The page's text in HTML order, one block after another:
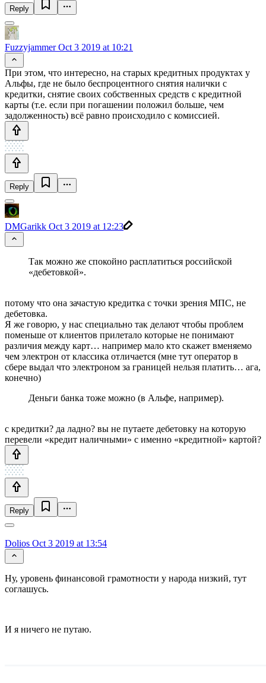
Reply
FuzzyjammerOct 3 2019 at 10:21
При этом, что интересно, на старых кредитных продуктах у
Альфы, где не было беспроцентного снятия налички с
кредитки, снятие своих собственных средств с кредитной
карты (т.е. если при погашении положил больше, чем
задолженность) всё равно происходило с комиссией.
Reply
DMGarikk Oct 3 2019 at 12:23
Так можно же спокойно расплатиться российской
«дебетовкой».
потому что она зачастую кредитка с точки зрения МПС, не
дебетовка.
Я же говорю, у нас специально так делают чтобы проблем
поменьше от клиентов прилетало которые не понимают
различия между карт… например мало кто скажет вменяемо
чем электрон от классика отличается (мне тут оператор в
сбере выдал что электроном за границей нельзя платить… ага,
конечно)
Деньги банка тоже можно (в Альфе, например).
с кредитки? да ладно? вы не путаете дебетовку на которую
перевели «кредит наличными» с именно «кредитной» картой?
Reply
Dolios Oct 3 2019 at 13:54
Ну, уровень финансовой грамотности у народа низкий, тут
соглашусь.
И я ничего не путаю.